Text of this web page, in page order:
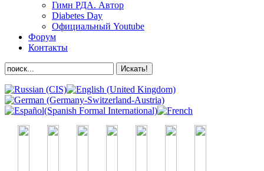
Гимн РДА. Автор
Diabetes Day
Официальный Youtube
Форум
Контакты